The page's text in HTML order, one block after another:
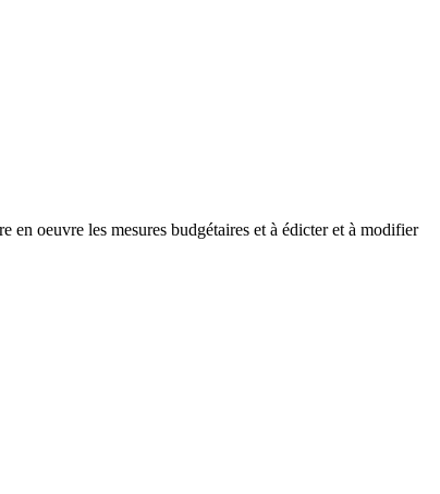
oeuvre les mesures budgétaires et à édicter et à modifier